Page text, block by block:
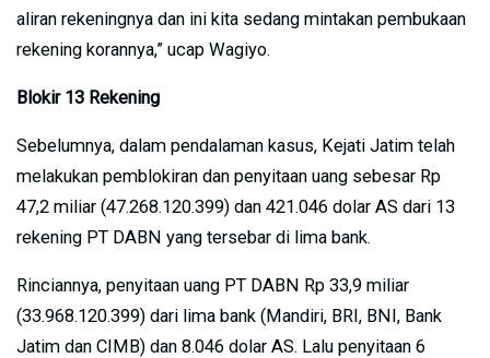
aliran rekeningnya dan ini kita sedang mintakan pembukaan
rekening korannya,” ucap Wagiyo.
Blokir 13 Rekening
Sebelumnya, dalam pendalaman kasus, Kejati Jatim telah
melakukan pemblokiran dan penyitaan uang sebesar Rp
47,2 miliar (47.268.120.399) dan 421.046 dolar AS dari 13
rekening PT DABN yang tersebar di lima bank.
Rinciannya, penyitaan uang PT DABN Rp 33,9 miliar
(33.968.120.399) dari lima bank (Mandiri, BRI, BNI, Bank
Jatim dan CIMB) dan 8.046 dolar AS. Lalu penyitaan 6